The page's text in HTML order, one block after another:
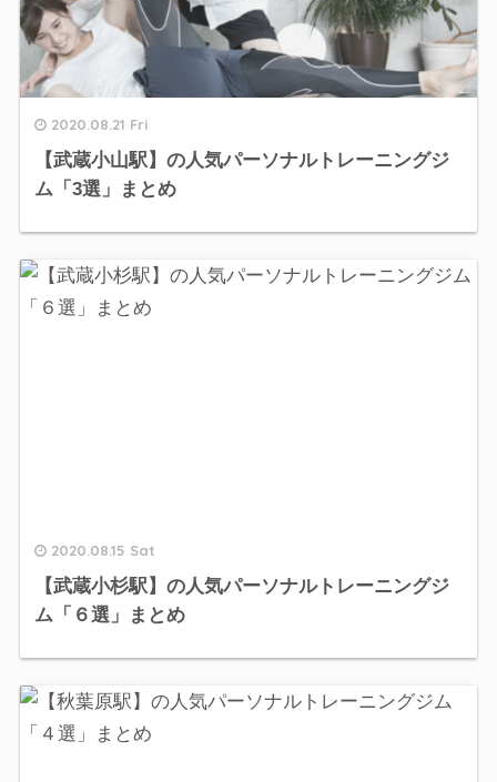
2020.08.21 Fri
【武蔵小山駅】の人気パーソナルトレーニングジ
ム「3選」まとめ
2020.08.15 Sat
【武蔵小杉駅】の人気パーソナルトレーニングジ
ム「６選」まとめ